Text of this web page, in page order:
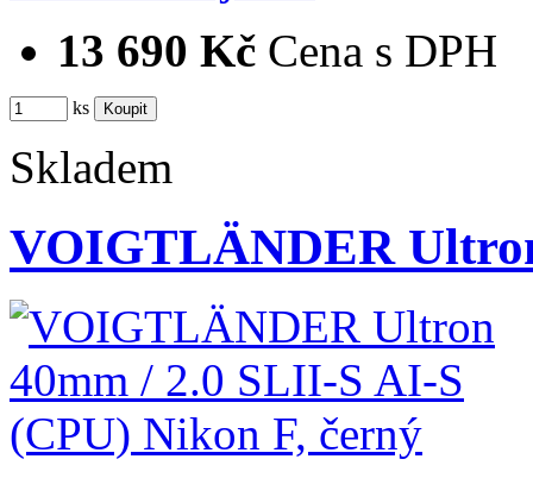
13 690 Kč Cena s DPH
ks
Skladem
VOIGTLÄNDER